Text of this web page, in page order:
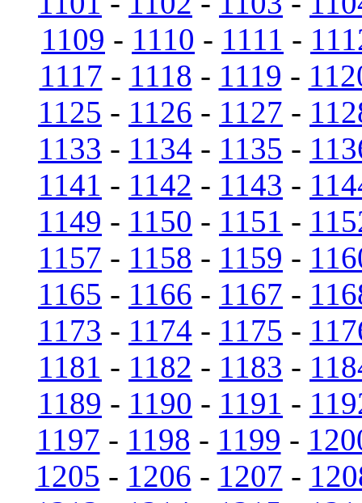
1109 - 1110 - 1111 -
1117 - 1118 - 1119 -
1125 - 1126 - 1127 -
1133 - 1134 - 1135 -
1141 - 1142 - 1143 -
1149 - 1150 - 1151 -
1157 - 1158 - 1159 -
1165 - 1166 - 1167 -
1173 - 1174 - 1175 -
1181 - 1182 - 1183 -
1189 - 1190 - 1191 -
1197 - 1198 - 1199 -
1205 - 1206 - 1207 -